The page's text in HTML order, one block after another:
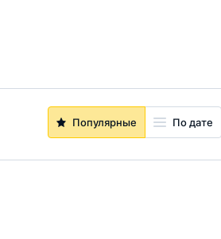
Популярные По дате